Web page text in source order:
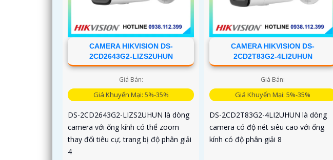
CAMERA HIKVISION DS-
2CD2643G2-LIZS2UHUN
Giá Bán:
Giá Khuyến Mại: 5%-35%
DS-2CD2643G2-LIZS2UHUN là dòng
camera với ống kính có thể zoom
thay đổi tiêu cự, trang bị độ phân giải
4
CAMERA HIKVISION DS-
2CD2T83G2-4LI2UHUN
Giá Bán:
Giá Khuyến Mại: 5%-35%
DS-2CD2T83G2-4LI2UHUN là dòng
camera có độ nét siêu cao với ống
kính có độ phân giải 8